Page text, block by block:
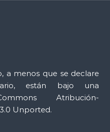
a menos que se declare
están bajo una
Atribución-
Unported.